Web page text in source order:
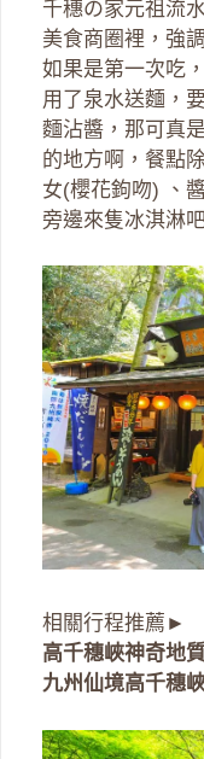
千穗の家元祖流
美食商圈裡，強
如果是第一次吃
用了泉水送麵，
麵沾醬，那可真
的地方啊，餐點
女(櫻花鉤吻) 、
旁邊來隻冰淇淋
相關行程推薦►
高千穗峽神奇地
九州仙境高千穗